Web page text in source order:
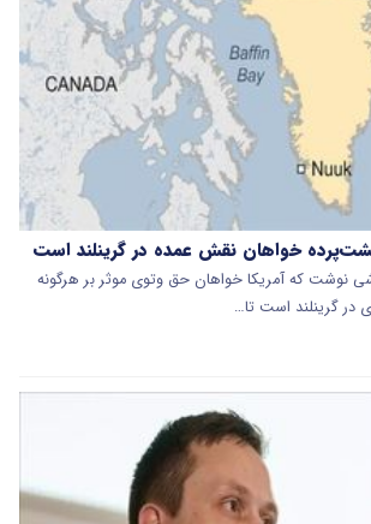
خواهان نقش عمده در گرینلند است
نوشت که آمریکا خواهان حق وتوی موثر بر هرگونه
در گرینلند است تا…